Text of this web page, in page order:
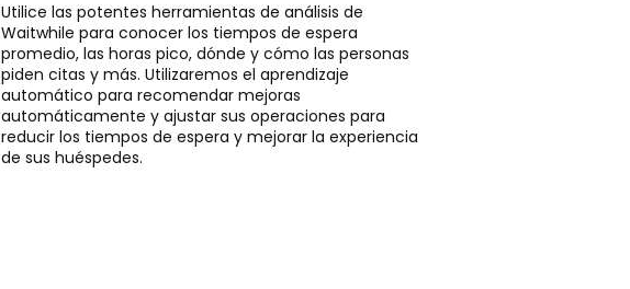
Utilice las potentes herramientas de análisis de
Waitwhile para conocer los tiempos de espera
promedio, las horas pico, dónde y cómo las personas
piden citas y más. Utilizaremos el aprendizaje
automático para recomendar mejoras
automáticamente y ajustar sus operaciones para
reducir los tiempos de espera y mejorar la experiencia
de sus huéspedes.